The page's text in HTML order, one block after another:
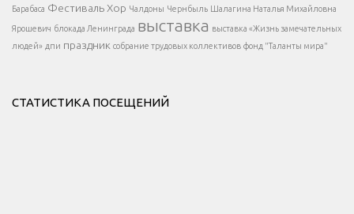
Барабаса Фестиваль Хор Чалдоны Чернбыль Шалагина Наталья Михайловна
Ярошевич блокада Ленинграда выставка выставка «Жизнь замечательных
людей» дпи праздник собрание трудовых коллективов фонд "Таланты мира"
СТАТИСТИКА ПОСЕЩЕНИЙ